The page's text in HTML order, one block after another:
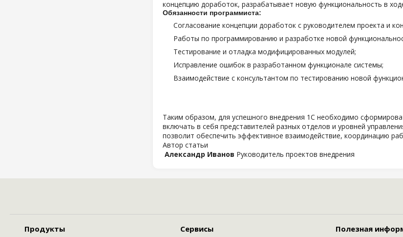
концепцию доработок, разрабатывает новую функциональность в
Обязанности программиста:
Согласование концепции доработок с руководителем проекта и
Работы по программированию и разработке новой
Тестирование и отладка модифицированных модулей;
Исправление ошибок в разработанном функционале системы;
Взаимодействие с консультантом по тестированию новой
Таким образом, для успешного внедрения 1С необходимо
включать в себя представителей разных отделов и уровней
позволит обеспечить эффективное взаимодействие, координацию
Автор статьи
Александр Иванов Руководитель проектов внедрения
Продукты Сервисы Полезная